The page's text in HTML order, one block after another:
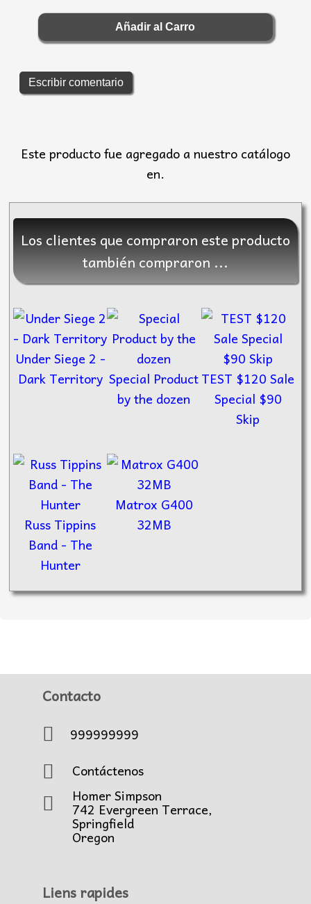
Escribir comentario
Este producto fue agregado a nuestro catálogo
en.
Los clientes que compraron este producto
también compraron ...
Under Siege 2 -
Dark Territory Special Product
by the dozen
TEST $120 Sale
Special $90
Skip
Russ Tippins
Band - The
Hunter
Matrox G400
32MB
Contacto
999999999
Contáctenos
Homer Simpson
742 Evergreen Terrace,
Springfield
Oregon
Liens rapides